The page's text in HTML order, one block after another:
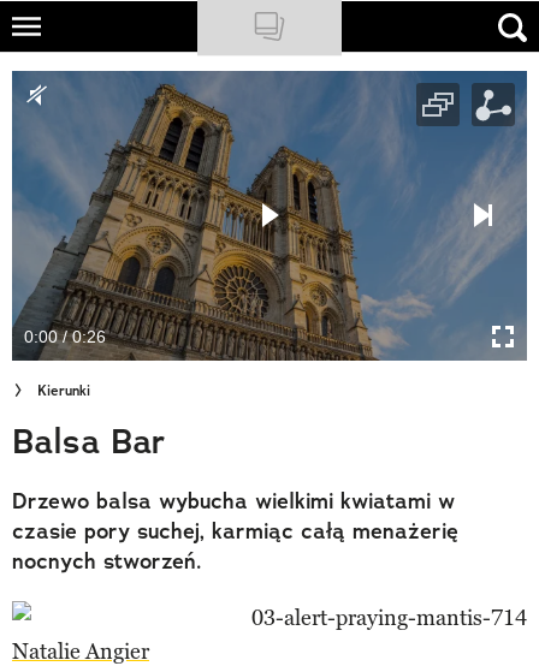
Skip
main
NATIONAL GEOGRAPHIC
PODCASTY
Sklep
Newsletter
Cuda Polski
Wielki Konkurs Fotograficzny
Trendbook Podróżniczy
Polecane
0:00 / 0:26
Kierunki
Balsa Bar
Drzewo balsa wybucha wielkimi kwiatami w
czasie pory suchej, karmiąc całą menażerię
nocnych stworzeń.
Natalie Angier